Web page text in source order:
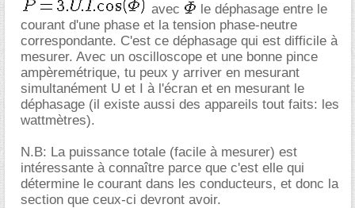
avec
le déphasage entre le
courant d'une phase et la tension phase-neutre
correspondante. C'est ce déphasage qui est difficile à
mesurer. Avec un oscilloscope et une bonne pince
ampèremétrique, tu peux y arriver en mesurant
simultanément U et I à l'écran et en mesurant le
déphasage (il existe aussi des appareils tout faits: les
wattmètres).
N.B: La puissance totale (facile à mesurer) est
intéressante à connaître parce que c'est elle qui
détermine le courant dans les conducteurs, et donc la
section que ceux-ci devront avoir.